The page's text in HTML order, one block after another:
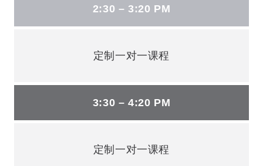
2:30 – 3:20 PM
定制一对一课程
3:30 – 4:20 PM
定制一对一课程